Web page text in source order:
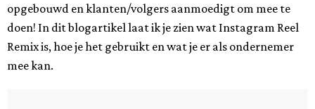
opgebouwd en klanten/volgers aanmoedigt om mee te
doen! In dit blogartikel laat ik je zien wat Instagram Reel
Remix is, hoe je het gebruikt en wat je er als ondernemer
mee kan.